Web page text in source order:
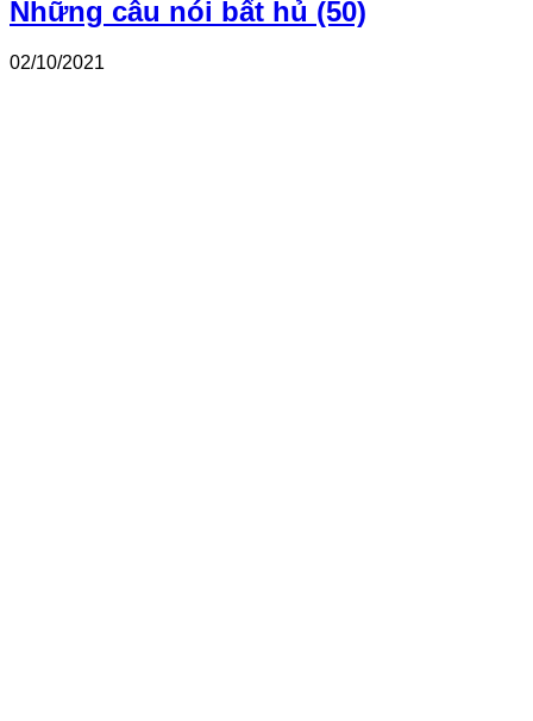
Những câu nói bất hủ (50)
02/10/2021